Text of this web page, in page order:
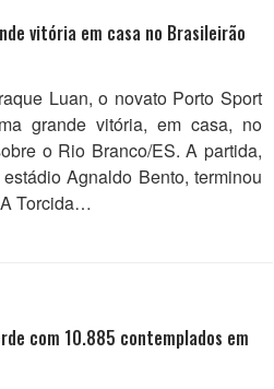
vitória em casa no Brasileirão
Luan, o novato Porto Sport
grande vitória, em casa, no
o Rio Branco/ES. A partida,
Agnaldo Bento, terminou
Torcida…
com 10.885 contemplados em